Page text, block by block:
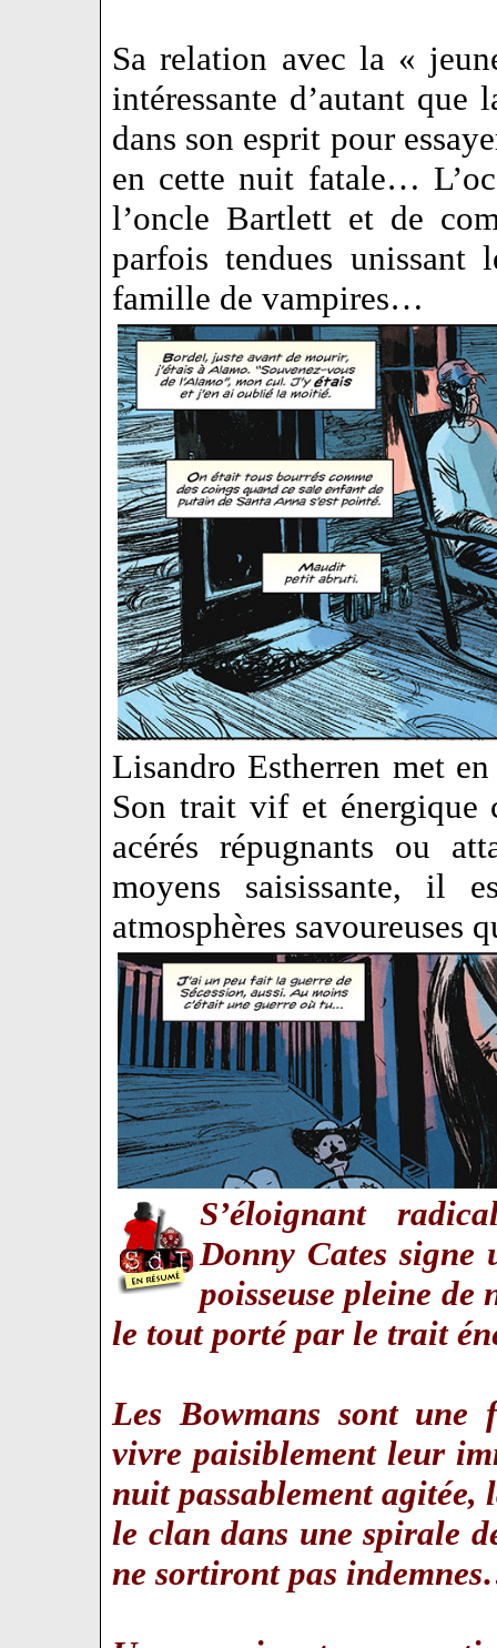
Sa relation avec la «
intéressante d’autant
dans son esprit pour
en cette nuit fatale…
l’oncle Bartlett et de
parfois tendues unissant
famille de vampires…
Lisandro Estherren met
Son trait vif et énergique
acérés répugnants ou
moyens saisissante, il
atmosphères savoureuses
S’éloignant
Donny Cates
poisseuse pleine de
le tout porté par le trait
Les Bowmans sont une
vivre paisiblement leur
nuit passablement agitée,
le clan dans une spirale
ne sortiront pas